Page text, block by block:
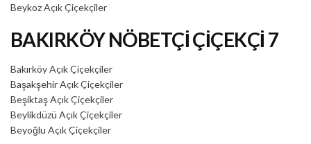
Beykoz Açık Çiçekçiler
BAKIRKÖY NÖBETÇİ ÇİÇEKÇİ 7
Bakırköy Açık Çiçekçiler
Başakşehir Açık Çiçekçiler
Beşiktaş Açık Çiçekçiler
Beylikdüzü Açık Çiçekçiler
Beyoğlu Açık Çiçekçiler